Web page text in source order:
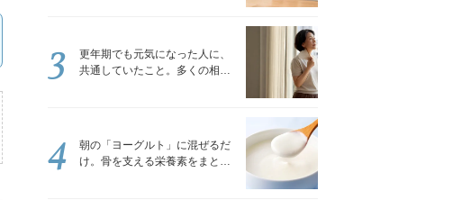
更年期でも元気になった人に、
共通していたこと。多くの相談
3
朝の「ヨーグルト」に混ぜるだ
け。骨を支える栄養素をまとめ
4